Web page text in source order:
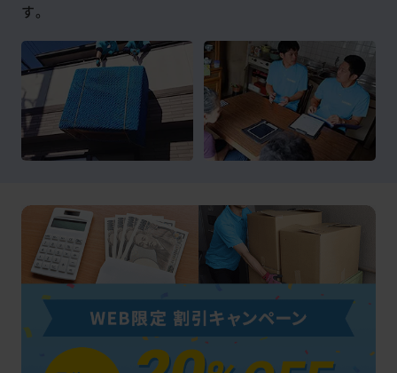
す。